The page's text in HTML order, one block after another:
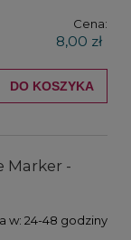
Cena:
8,00 zł
DO KOSZYKA
Marker -
w: 24-48 godziny